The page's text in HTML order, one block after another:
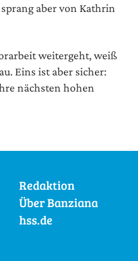
aber von Kath­rin
wei­ter­geht, weiß
Eins ist aber sicher:
nächs­ten hohen
Redaktion
Über Banziana
hss.de